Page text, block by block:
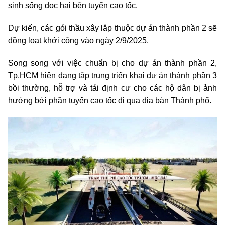
sinh sống dọc hai bên tuyến cao tốc.
Dự kiến, các gói thầu xây lắp thuộc dự án thành phần 2 sẽ
đồng loạt khởi công vào ngày 2/9/2025.
Song song với việc chuẩn bị cho dự án thành phần 2,
Tp.HCM hiện đang tập trung triển khai dự án thành phần 3
bồi thường, hỗ trợ và tái định cư cho các hộ dân bị ảnh
hưởng bởi phần tuyến cao tốc đi qua địa bàn Thành phố.